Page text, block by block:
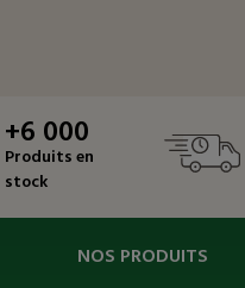
+6 000
Produits en
stock
NOS PRODUITS